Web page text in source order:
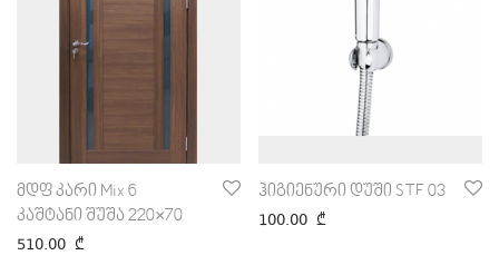
მდფ კარი Mix 6
კაშტანი შუშა 220×70
510.00 ₾
ჰიგიენური დუში STF 03
100.00 ₾